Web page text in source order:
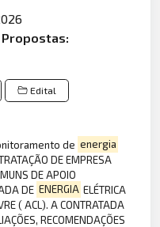
Edital
de energia
DE EMPRESA
DE APOIO
DE ENERGIA ELÉTRICA
( ACL). A CONTRATADA
RECOMENDAÇÕES